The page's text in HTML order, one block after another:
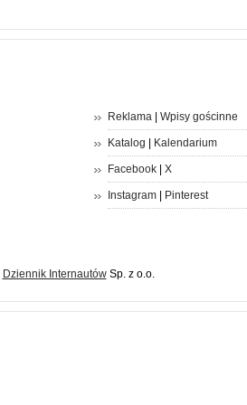
Reklama| Wpisy gościnne
Katalog Kalendarium
Facebook| X
Instagram| Pinterest
Dziennik InternautówSp. z o.o.